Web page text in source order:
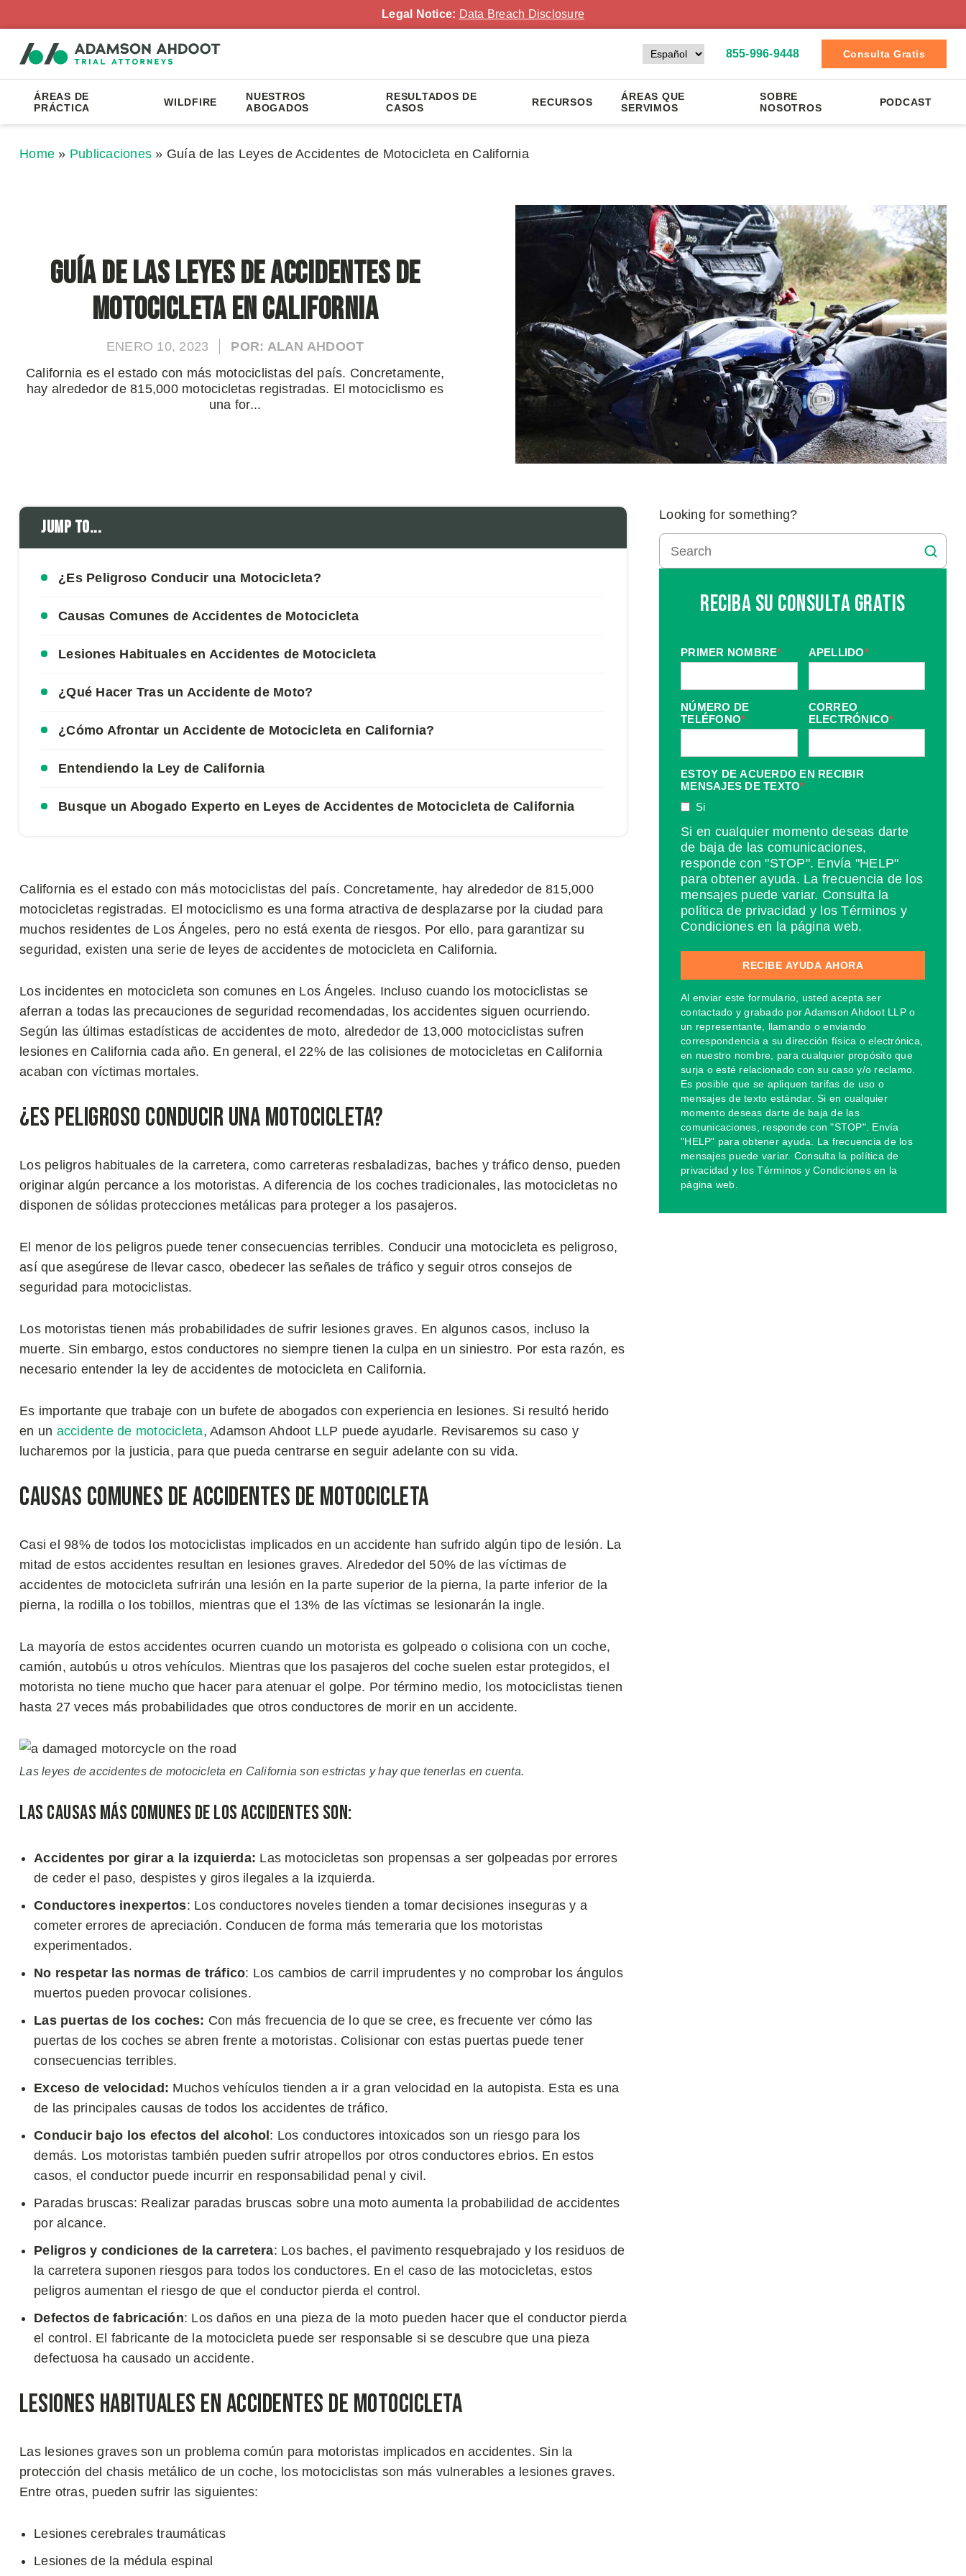
Legal Notice: Data Breach Disclosure
855-996-9448 Consulta Gratis
ÁREAS DE
PRÁCTICA
WILDFIRE
NUESTROS
ABOGADOS
RESULTADOS DE
CASOS
RECURSOS
ÁREAS QUE
SERVIMOS
SOBRE
NOSOTROS
PODCAST
Home » Publicaciones » Guía de las Leyes de Accidentes de Motocicleta en California
Guía de las Leyes de Accidentes de
Motocicleta en California
ENERO 10, 2023
POR: ALAN AHDOOT
California es el estado con más motociclistas del país. Concretamente,
hay alrededor de 815,000 motocicletas registradas. El motociclismo es
una for...
Jump to...
¿Es Peligroso Conducir una Motocicleta?
Causas Comunes de Accidentes de Motocicleta
Lesiones Habituales en Accidentes de Motocicleta
¿Qué Hacer Tras un Accidente de Moto?
¿Cómo Afrontar un Accidente de Motocicleta en California?
Entendiendo la Ley de California
Busque un Abogado Experto en Leyes de Accidentes de Motocicleta de California
California es el estado con más motociclistas del país. Concretamente, hay alrededor de 815,000
motocicletas registradas. El motociclismo es una forma atractiva de desplazarse por la ciudad para
muchos residentes de Los Ángeles, pero no está exenta de riesgos. Por ello, para garantizar su
seguridad, existen una serie de leyes de accidentes de motocicleta en California.
Los incidentes en motocicleta son comunes en Los Ángeles. Incluso cuando los motociclistas se
aferran a todas las precauciones de seguridad recomendadas, los accidentes siguen ocurriendo.
Según las últimas estadísticas de accidentes de moto, alrededor de 13,000 motociclistas sufren
lesiones en California cada año. En general, el 22% de las colisiones de motocicletas en California
acaban con víctimas mortales.
¿Es Peligroso Conducir una Motocicleta?
Los peligros habituales de la carretera, como carreteras resbaladizas, baches y tráfico denso, pueden
originar algún percance a los motoristas. A diferencia de los coches tradicionales, las motocicletas no
disponen de sólidas protecciones metálicas para proteger a los pasajeros.
El menor de los peligros puede tener consecuencias terribles. Conducir una motocicleta es peligroso,
así que asegúrese de llevar casco, obedecer las señales de tráfico y seguir otros consejos de
seguridad para motociclistas.
Los motoristas tienen más probabilidades de sufrir lesiones graves. En algunos casos, incluso la
muerte. Sin embargo, estos conductores no siempre tienen la culpa en un siniestro. Por esta razón, es
necesario entender la ley de accidentes de motocicleta en California.
Es importante que trabaje con un bufete de abogados con experiencia en lesiones. Si resultó herido
en un accidente de motocicleta, Adamson Ahdoot LLP puede ayudarle. Revisaremos su caso y
lucharemos por la justicia, para que pueda centrarse en seguir adelante con su vida.
Causas Comunes de Accidentes de Motocicleta
Casi el 98% de todos los motociclistas implicados en un accidente han sufrido algún tipo de lesión. La
mitad de estos accidentes resultan en lesiones graves. Alrededor del 50% de las víctimas de
accidentes de motocicleta sufrirán una lesión en la parte superior de la pierna, la parte inferior de la
pierna, la rodilla o los tobillos, mientras que el 13% de las víctimas se lesionarán la ingle.
La mayoría de estos accidentes ocurren cuando un motorista es golpeado o colisiona con un coche,
camión, autobús u otros vehículos. Mientras que los pasajeros del coche suelen estar protegidos, el
motorista no tiene mucho que hacer para atenuar el golpe. Por término medio, los motociclistas tienen
hasta 27 veces más probabilidades que otros conductores de morir en un accidente.
Las leyes de accidentes de motocicleta en California son estrictas y hay que tenerlas en cuenta.
Las Causas Más Comunes de los Accidentes son:
Accidentes por girar a la izquierda: Las motocicletas son propensas a ser golpeadas por errores
de ceder el paso, despistes y giros ilegales a la izquierda.
Conductores inexpertos: Los conductores noveles tienden a tomar decisiones inseguras y a
cometer errores de apreciación. Conducen de forma más temeraria que los motoristas
experimentados.
No respetar las normas de tráfico: Los cambios de carril imprudentes y no comprobar los ángulos
muertos pueden provocar colisiones.
Las puertas de los coches: Con más frecuencia de lo que se cree, es frecuente ver cómo las
puertas de los coches se abren frente a motoristas. Colisionar con estas puertas puede tener
consecuencias terribles.
Exceso de velocidad: Muchos vehículos tienden a ir a gran velocidad en la autopista. Esta es una
de las principales causas de todos los accidentes de tráfico.
Conducir bajo los efectos del alcohol: Los conductores intoxicados son un riesgo para los
demás. Los motoristas también pueden sufrir atropellos por otros conductores ebrios. En estos
casos, el conductor puede incurrir en responsabilidad penal y civil.
Paradas bruscas: Realizar paradas bruscas sobre una moto aumenta la probabilidad de accidentes
por alcance.
Peligros y condiciones de la carretera: Los baches, el pavimento resquebrajado y los residuos de
la carretera suponen riesgos para todos los conductores. En el caso de las motocicletas, estos
peligros aumentan el riesgo de que el conductor pierda el control.
Defectos de fabricación: Los daños en una pieza de la moto pueden hacer que el conductor pierda
el control. El fabricante de la motocicleta puede ser responsable si se descubre que una pieza
defectuosa ha causado un accidente.
Lesiones Habituales en Accidentes de Motocicleta
Las lesiones graves son un problema común para motoristas implicados en accidentes. Sin la
protección del chasis metálico de un coche, los motociclistas son más vulnerables a lesiones graves.
Entre otras, pueden sufrir las siguientes:
Lesiones cerebrales traumáticas
Lesiones de la médula espinal
Looking for something?
Reciba Su Consulta Gratis
PRIMER NOMBRE* APELLIDO*
NÚMERO DE
TELÉFONO*
CORREO
ELECTRÓNICO*
ESTOY DE ACUERDO EN RECIBIR
MENSAJES DE TEXTO*
Si
Si en cualquier momento deseas darte
de baja de las comunicaciones,
responde con "STOP". Envía "HELP"
para obtener ayuda. La frecuencia de los
mensajes puede variar. Consulta la
política de privacidad y los Términos y
Condiciones en la página web.
Al enviar este formulario, usted acepta ser
contactado y grabado por Adamson Ahdoot LLP o
un representante, llamando o enviando
correspondencia a su dirección física o electrónica,
en nuestro nombre, para cualquier propósito que
surja o esté relacionado con su caso y/o reclamo.
Es posible que se apliquen tarifas de uso o
mensajes de texto estándar. Si en cualquier
momento deseas darte de baja de las
comunicaciones, responde con "STOP". Envía
"HELP" para obtener ayuda. La frecuencia de los
mensajes puede variar. Consulta la política de
privacidad y los Términos y Condiciones en la
página web.